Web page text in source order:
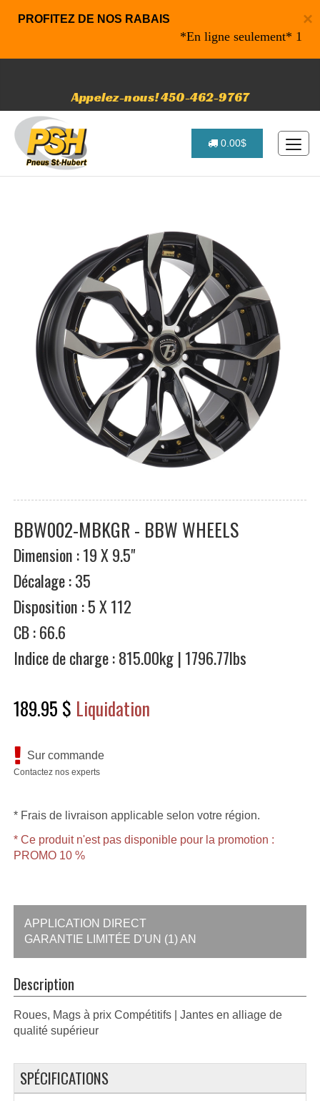
×
PROFITEZ DE NOS RABAIS
*En ligne seulement* 10%
Appelez-nous! 450-462-9767
0.00$
BBW002-MBKGR - BBW WHEELS
Dimension : 19 X 9.5"
Décalage : 35
Disposition : 5 X 112
CB : 66.6
Indice de charge : 815.00kg | 1796.77lbs
189.95 $ Liquidation
Sur commande
Contactez nos experts
* Frais de livraison applicable selon votre région.
* Ce produit n'est pas disponible pour la promotion :
PROMO 10 %
APPLICATION DIRECT
GARANTIE LIMITÉE D'UN (1) AN
Description
Roues, Mags à prix Compétitifs | Jantes en alliage de
qualité supérieur
SPÉCIFICATIONS